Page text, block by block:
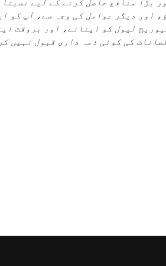
اور دیگر عوامل کی وجہ سے، آپ کو
لیول کو اپنانے، اور بروقت
کی کوئی ذمہ داری قبول نہیں